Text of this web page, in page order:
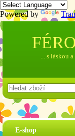
Powered by
E-shop
... s láskou